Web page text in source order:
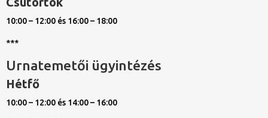
10:00 – 12:00 és 16:00 – 18:00
***
Urnatemetői ügyintézés
Hétfő
10:00 – 12:00 és 14:00 – 16:00